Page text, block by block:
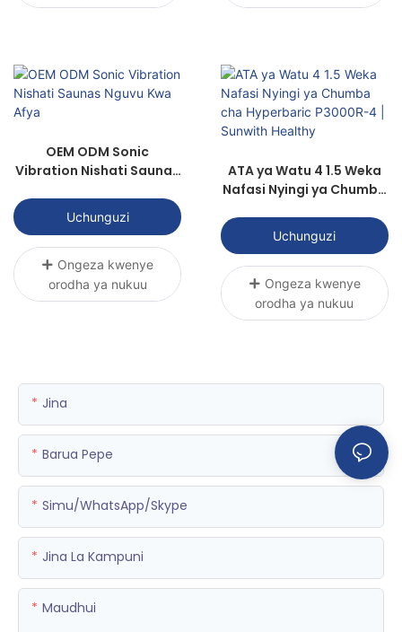
OEM ODM Sonic
Vibration Nishati Saunas
Uchunguzi
Ongeza kwenye
orodha ya nukuu
ATA ya Watu 4 1.5 Weka
Nafasi Nyingi ya Chumba
4 | Sunwith Healthy
Uchunguzi
Ongeza kwenye
orodha ya nukuu
Jina
Barua Pepe
Simu/WhatsApp/Skype
Jina La Kampuni
Maudhui